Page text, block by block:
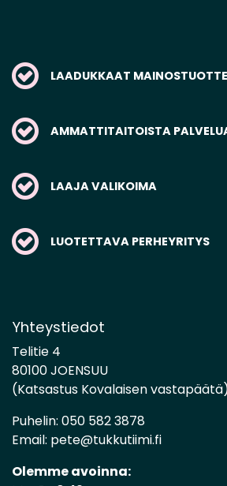
LAADUKKAAT
AMMATTITAITOISTA
LAAJA VALIKOIMA
LUOTETTAVA PERHEYRITYS
Yhteystiedot
Telitie 4
80100 JOENSUU
(Katsastus Kovalaisen
Puhelin: 050 582 3878
Email: pete@tukkutiimi.fi
Olemme avoinna: